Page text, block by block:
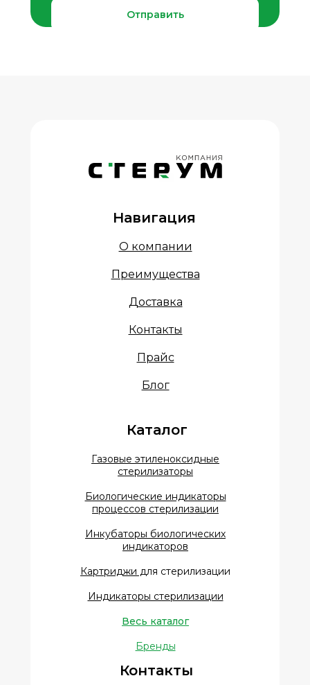
Отправить
О компании
Преимущества
Доставка
Контакты
Прайс
Блог
Навигация
Контакты
Каталог
Газовые этиленоксидные
стерилизаторы
Биологические индикаторы
процессов стерилизации
Инкубаторы биологических
индикаторов
Картриджи для стерилизации
Индикаторы стерилизации
Весь каталог
Бренды